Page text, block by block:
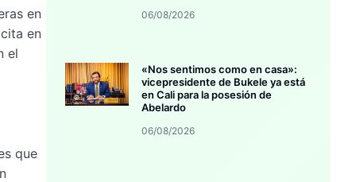
en
en
el
que
06/08/2026
«Nos sentimos como en casa»:
vicepresidente de Bukele ya está
en Cali para la posesión de
Abelardo
06/08/2026